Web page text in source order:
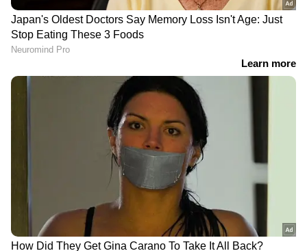
DOWNLOAD APP
അറിയാൻ
എപ്പോഴും ഏഷ്യാനെറ്റ് ന്യൂസ് വാർത്തകൾ.
Malayalam News അപ്‌ഡേറ്റുകളും
ആഴത്തിലുള്ള വിശകലനവും സമഗ്രമായ
റിപ്പോർട്ടിംഗും — എല്ലാം ഒരൊറ്റ സ്ഥലത്ത്.
ഏത് സമയത്തും, എവിടെയും
വിശ്വസനീയമായ വാർത്തകൾ ലഭിക്കാൻ
Asianet News Malayalam